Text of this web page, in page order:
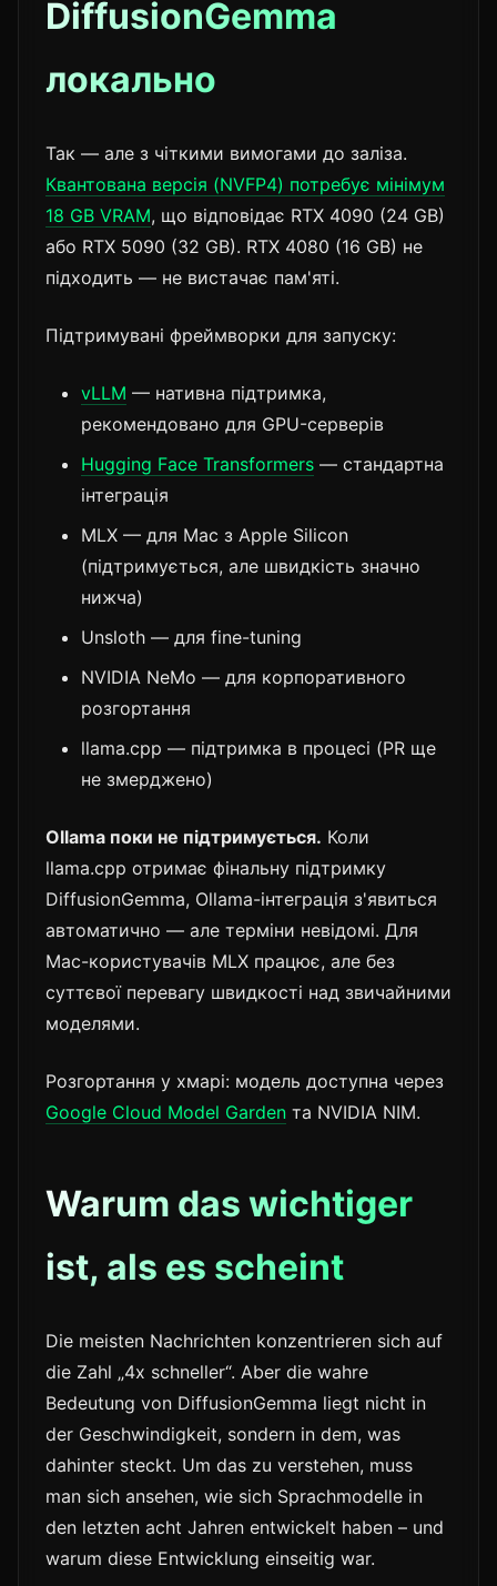
DiffusionGemma
локально
Так — але з чіткими вимогами до заліза.
Квантована версія (NVFP4) потребує мінімум
18 GB VRAM, що відповідає RTX 4090 (24 GB)
або RTX 5090 (32 GB). RTX 4080 (16 GB) не
підходить — не вистачає пам'яті.
Підтримувані фреймворки для запуску:
vLLM — нативна підтримка,
рекомендовано для GPU-серверів
Hugging Face Transformers — стандартна
інтеграція
MLX — для Mac з Apple Silicon
(підтримується, але швидкість значно
нижча)
Unsloth — для fine-tuning
NVIDIA NeMo — для корпоративного
розгортання
llama.cpp — підтримка в процесі (PR ще
не змерджено)
Ollama поки не підтримується. Коли
llama.cpp отримає фінальну підтримку
DiffusionGemma, Ollama-інтеграція з'явиться
автоматично — але терміни невідомі. Для
Mac-користувачів MLX працює, але без
суттєвої перевагу швидкості над звичайними
моделями.
Розгортання у хмарі: модель доступна через
Google Cloud Model Garden та NVIDIA NIM.
Warum das wichtiger
ist, als es scheint
Die meisten Nachrichten konzentrieren sich auf
die Zahl „4x schneller“. Aber die wahre
Bedeutung von DiffusionGemma liegt nicht in
der Geschwindigkeit, sondern in dem, was
dahinter steckt. Um das zu verstehen, muss
man sich ansehen, wie sich Sprachmodelle in
den letzten acht Jahren entwickelt haben – und
warum diese Entwicklung einseitig war.